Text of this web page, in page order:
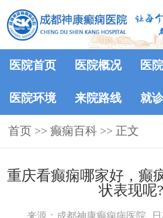
医院首页 医院概况 医
医院环境 来院路线 就
首页 >> 癫痫百科 >> 正文
重庆看癫痫哪家好，癫
状表现呢?